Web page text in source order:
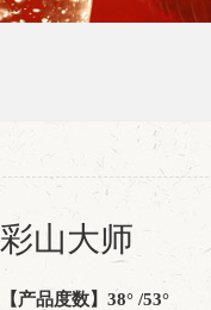
彩山大师
【产品度数】38° /53°